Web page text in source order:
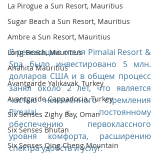
La Pirogue a Sun Resort, Mauritius
Sugar Beach a Sun Resort, Mauritius
Ambre a Sun Resort, Mauritius
Long Beach, Mauritius
Anahita Mauritius
Avantgarde Yalıkavak, Turkey
Avantgarde Cappadocia, Turkey
Six Senses Zighy Bay, Oman
Six Senses Bhutan
Six Senses Qing Cheng Mountain
В реновацию отеля Pimalai Resort &
Spa было инвестировано 5 млн.
долларов США и в общем процесс
занял около 2 лет, что является
частью неизменного стремления
Pimalai к постоянному
обеспечению первоклассного
уровня комфорта, расширению
спектра удобств и услуг.